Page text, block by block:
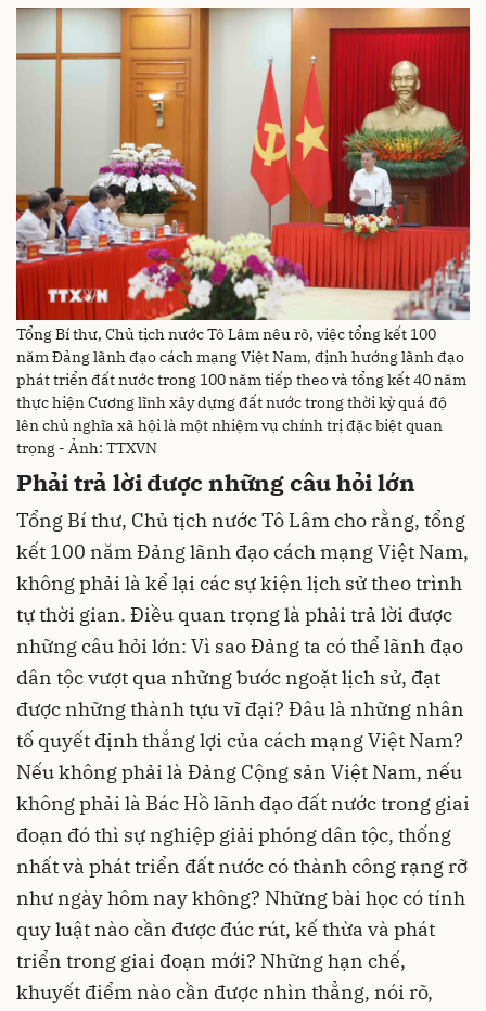
Tổng Bí thư, Chủ tịch nước Tô Lâm nêu rõ, việc tổng kết 100
năm Đảng lãnh đạo cách mạng Việt Nam, định hướng lãnh đạo
phát triển đất nước trong 100 năm tiếp theo và tổng kết 40 năm
thực hiện Cương lĩnh xây dựng đất nước trong thời kỳ quá độ
lên chủ nghĩa xã hội là một nhiệm vụ chính trị đặc biệt quan
trọng - Ảnh: TTXVN
Phải trả lời được những câu hỏi lớn
Tổng Bí thư, Chủ tịch nước Tô Lâm cho rằng, tổng
kết 100 năm Đảng lãnh đạo cách mạng Việt Nam,
không phải là kể lại các sự kiện lịch sử theo trình
tự thời gian. Điều quan trọng là phải trả lời được
những câu hỏi lớn: Vì sao Đảng ta có thể lãnh đạo
dân tộc vượt qua những bước ngoặt lịch sử, đạt
được những thành tựu vĩ đại? Đâu là những nhân
tố quyết định thắng lợi của cách mạng Việt Nam?
Nếu không phải là Đảng Cộng sản Việt Nam, nếu
không phải là Bác Hồ lãnh đạo đất nước trong giai
đoạn đó thì sự nghiệp giải phóng dân tộc, thống
nhất và phát triển đất nước có thành công rạng rỡ
như ngày hôm nay không? Những bài học có tính
quy luật nào cần được đúc rút, kế thừa và phát
triển trong giai đoạn mới? Những hạn chế,
khuyết điểm nào cần được nhìn thẳng, nói rõ,